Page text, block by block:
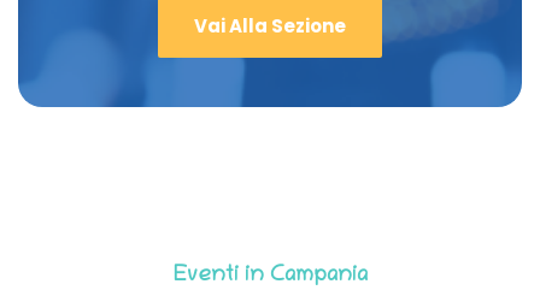
Vai Alla Sezione
Eventi in Campania